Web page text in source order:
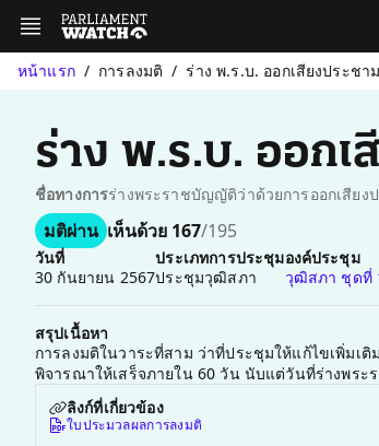
หน้าแรก การลงมติ ร่าง พ.ร.บ. ออกเสียงประชา
ร่าง พ.ร.บ. ออกเ
ชื่อทางการร่างพระราชบัญญัติว่าด้วยการออกเสีย
มติผ่าน เห็นด้วย 167/195
วันที่
30 กันยายน 2567
ประเภทการประชุม
ประชุมวุฒิสภา
องค์ประชุม
วุฒิสภา ชุดที่
สรุปเนื้อหา
การลงมติในวาระที่สาม ว่าที่ประชุมให้แก้ไขเพิ่ม
พิจารณาให้เสร็จภายใน 60 วัน นับแต่วันที่ร่างพร
ลิงก์ที่เกี่ยวข้อง
ใบประมวลผลการลงมติ